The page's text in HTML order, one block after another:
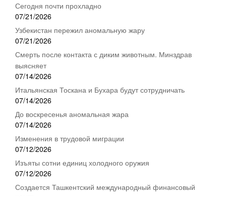
Сегодня почти прохладно
07/21/2026
Узбекистан пережил аномальную жару
07/21/2026
Смерть после контакта с диким животным. Минздрав
выясняет
07/14/2026
Итальянская Тоскана и Бухара будут сотрудничать
07/14/2026
До воскресенья аномальная жара
07/14/2026
Изменения в трудовой миграции
07/12/2026
Изъяты сотни единиц холодного оружия
07/12/2026
Создается Ташкентский международный финансовый